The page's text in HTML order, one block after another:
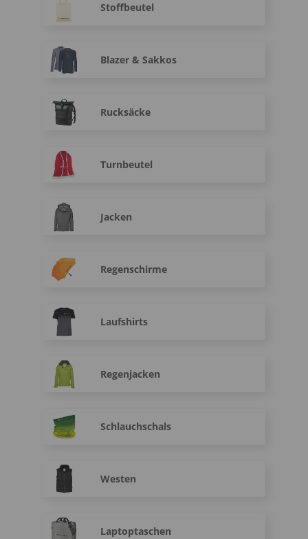
Stoffbeutel
Blazer & Sakkos
Rucksäcke
Turnbeutel
Jacken
Regenschirme
Laufshirts
Regenjacken
Schlauchschals
Westen
Laptoptaschen